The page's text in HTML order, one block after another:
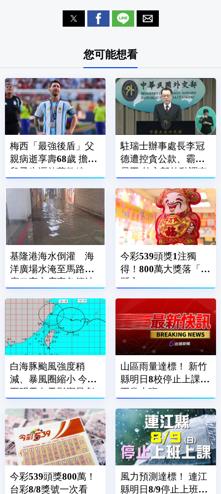
您可能想看
梅西「最強後盾」父
親病逝享壽68歲 擔任
兒子生涯啟蒙教練、
駐瑞士辦事處長李冠
德遭控貪公款、霸凌
員工 外交部啟動調查
基隆港海水倒灌 海
洋廣場水淹至馬路、
廟口夜市店家急築沙
今彩539頭獎1注獨
得！800萬大獎落「這
縣市」
白海豚颱風強度稍
減、暴風圈縮小 今晚
至明天白天影響最劇
山區雨量達標！ 新竹
縣明日8校停止上課、
正常上班
今彩539頭獎800萬！
台彩8/8獎號一次看
風力預測達標！ 連江
縣明日8/9停止上班上